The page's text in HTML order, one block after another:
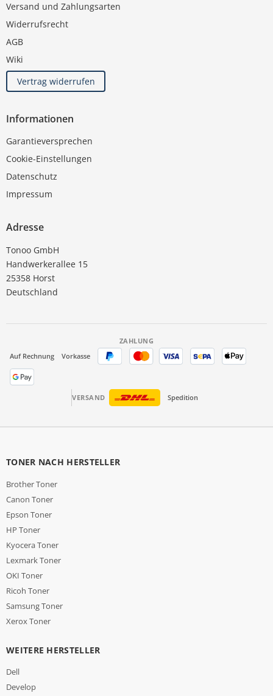
Versand und Zahlungsarten
Widerrufsrecht
AGB
Wiki
Vertrag widerrufen
Informationen
Garantieversprechen
Cookie-Einstellungen
Datenschutz
Impressum
Adresse
Tonoo GmbH
Handwerkerallee 15
25358 Horst
Deutschland
ZAHLUNG
Auf Rechnung
Vorkasse
VERSAND Spedition
TONER NACH HERSTELLER
Brother Toner
Canon Toner
Epson Toner
HP Toner
Kyocera Toner
Lexmark Toner
OKI Toner
Ricoh Toner
Samsung Toner
Xerox Toner
WEITERE HERSTELLER
Dell
Develop